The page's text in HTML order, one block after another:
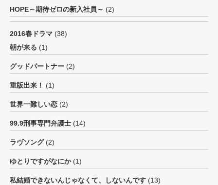
HOPE～期待ゼロの新入社員～ (2)
2016春ドラマ (38)
朝が来る (1)
グッドパートナー (2)
重版出来！ (1)
世界一難しい恋 (2)
99.9刑事専門弁護士 (14)
ラヴソング(2)
ゆとりですがなにか(1)
私結婚できないんじゃなくて、しないんです (13)